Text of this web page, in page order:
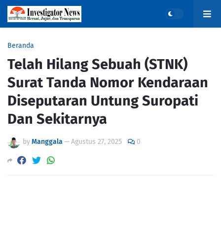
Beranda
Telah Hilang Sebuah (STNK)
Surat Tanda Nomor Kendaraan
Diseputaran Untung Suropati
Dan Sekitarnya
byManggala —Agustus 27, 2025 0